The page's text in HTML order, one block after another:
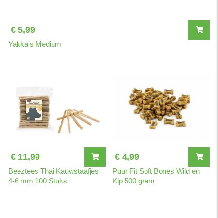
SAMENSTELLING: granen, vlees en dierlijke bijproducten,
shou wu/polygonum). ANALYTISCHE BESTANDDELEN: Vocht
9.0%, Ruw eiwit 23.0%, Ruw vet 13.0%, Ruwe as 7.0%, Ruwe
celstof 3.0%. MINERALEN: Calcium 1.3%, Fosfor 0.9%, Kalium
0.6%, Magnesium 0.2%, Natrium 0.4%. Inhoud: 3 kg. Alle
producten van Prins zijn 100% natuurlijk, vrij van geur-, kleur- en
€ 5,99
Yakka's Medium
€ 11,99
Beeztees Thai Kauwstaafjes
4-6 mm 100 Stuks
€ 4,99
Puur Fit Soft Bones Wild en
Kip 500 gram